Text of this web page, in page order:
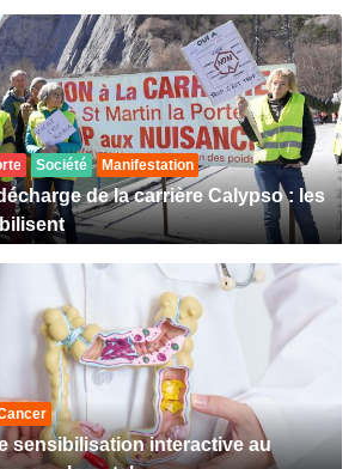
Société Manifestation
de la carrière Calypso : les
sensibilisation interactive au